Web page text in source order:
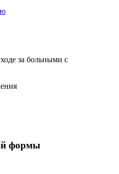
за больными с
формы